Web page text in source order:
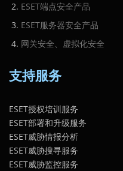
ESET端点安全产品
ESET服务器安全产品
网关安全、虚拟化安全
支持服务
ESET授权培训服务
ESET部署和升级服务
ESET威胁情报分析
ESET威胁搜寻服务
ESET威胁监控服务